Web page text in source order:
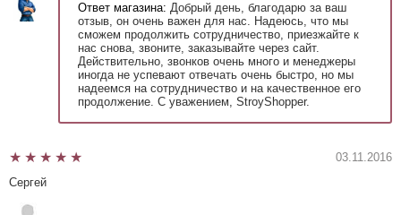
Ответ магазина: Добрый день, благодарю за ваш
отзыв, он очень важен для нас. Надеюсь, что мы
сможем продолжить сотрудничество, приезжайте к
нас снова, звоните, заказывайте через сайт.
Действительно, звонков очень много и менеджеры
иногда не успевают отвечать очень быстро, но мы
надеемся на сотрудничество и на качественное его
продолжение. С уважением, StroyShopper.
Сергей
03.11.2016